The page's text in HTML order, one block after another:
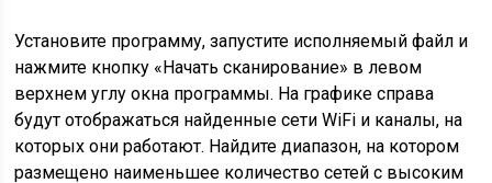
Установите программу, запустите исполняемый файл и
нажмите кнопку «Начать сканирование» в левом
верхнем углу окна программы. На графике справа
будут отображаться найденные сети WiFi и каналы, на
которых они работают. Найдите диапазон, на котором
размещено наименьшее количество сетей с высоким